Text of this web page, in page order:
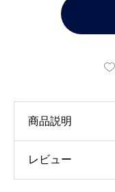
商品説明
全身用化粧水
レビュー